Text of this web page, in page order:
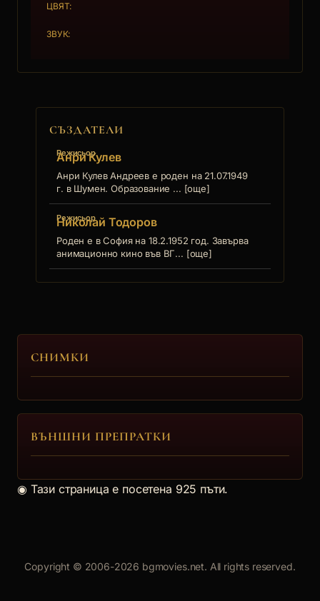
ЦВЯТ:
ЗВУК:
СЪЗДАТЕЛИ
Режисьор
Анри Кулев
Анри Кулев Андреев е роден на 21.07.1949
г. в Шумен. Образование ... [още]
Режисьор
Николай Тодоров
Роден е в София на 18.2.1952 год. Завърва
анимационно кино във ВГ... [още]
СНИМКИ
ВЪНШНИ ПРЕПРАТКИ
◉ Тази страница е посетена 925 пъти.
Copyright © 2006-2026 bgmovies.net. All rights reserved.